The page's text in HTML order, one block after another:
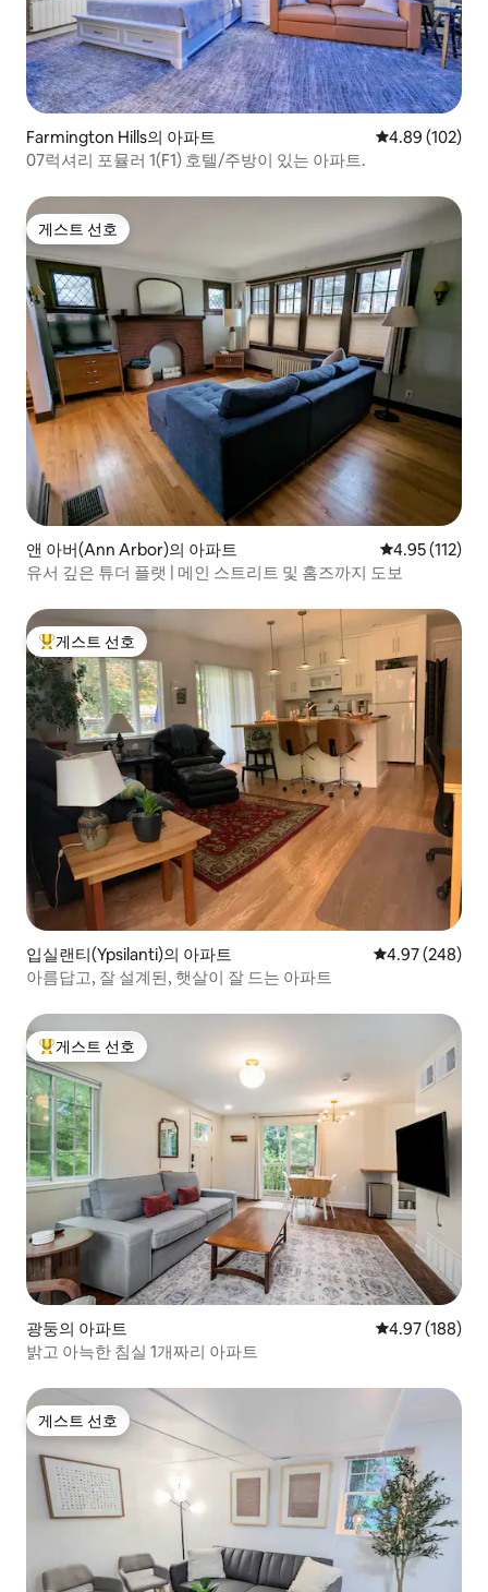
Farmington Hills의 아파트 평점 4.89점(5
4.89 (102)
07럭셔리 포뮬러 1(F1) 호텔/주방이 있는 아파트.
게스트 선호
게스트 선호
앤 아버(Ann Arbor)의 아파트 평점 4.95점(5
4.95 (112)
유서 깊은 튜더 플랫 | 메인 스트리트 및 홈즈까지 도보
상위 게스트 선호
게스트 선호
입실랜티(Ypsilanti)의 아파트 평점 4.97점(5
4.97 (248)
아름답고, 잘 설계된, 햇살이 잘 드는 아파트
상위 게스트 선호
게스트 선호
광둥의 아파트 평점 4.97점(5
4.97 (188)
밝고 아늑한 침실 1개짜리 아파트
게스트 선호
게스트 선호